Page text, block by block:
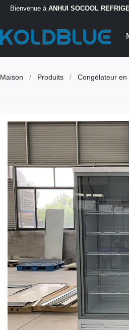
Bienvenue à ANHUI SOCOOL
Maison / Produits / Congélateur